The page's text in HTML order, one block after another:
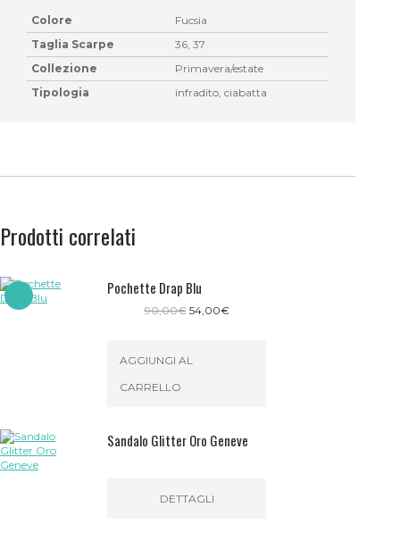
Colore
Fucsia
Taglia Scarpe
36, 37
Collezione
Primavera/estate
Tipologia
infradito, ciabatta
Prodotti correlati
Pochette Drap Blu
90,00€ Il
90,00€.
54,00€Il
AGGIUNGI AL
CARRELLO
Sandalo Glitter Oro Geneve
DETTAGLI